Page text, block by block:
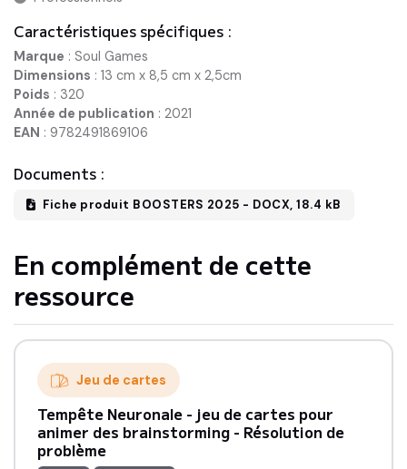
Caractéristiques spécifiques :
Marque : Soul Games
Dimensions : 13 cm x 8,5 cm x 2,5cm
Poids : 320
Année de publication : 2021
EAN : 9782491869106
Documents :
Fiche produit BOOSTERS 2025 - DOCX,18.4 kB
En complément de cette
ressource
Jeu de cartes
Tempête Neuronale - jeu de cartes pour
animer des brainstorming - Résolution de
problème